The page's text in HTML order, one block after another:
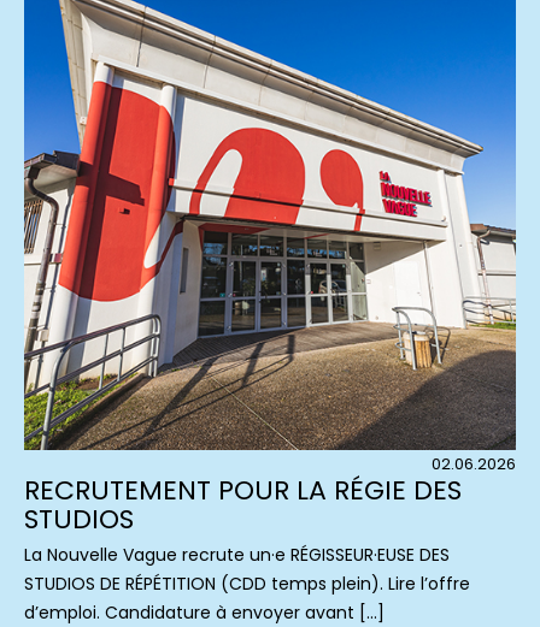
02.06.2026
RECRUTEMENT POUR LA RÉGIE DES
STUDIOS
La Nouvelle Vague recrute un·e RÉGISSEUR·EUSE DES
STUDIOS DE RÉPÉTITION (CDD temps plein). Lire l’offre
d’emploi. Candidature à envoyer avant […]